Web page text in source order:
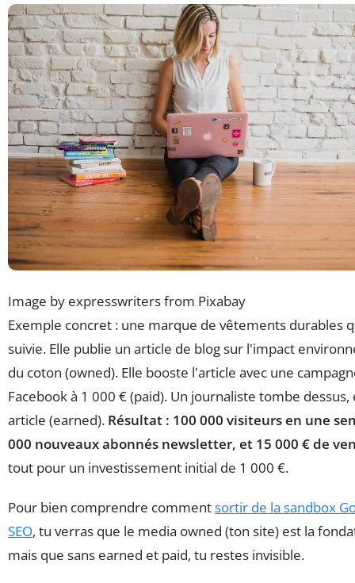
Image by expresswriters from Pixabay
Exemple concret : une marque de vêtements durables
suivie. Elle publie un article de blog sur l'impact
du coton (owned). Elle booste l'article avec une
Facebook à 1 000 € (paid). Un journaliste tombe dessus,
article (earned). Résultat : 100 000 visiteurs en une
000 nouveaux abonnés newsletter, et 15 000 € de
tout pour un investissement initial de 1 000 €.
Pour bien comprendre commentsortir de la sandbox
SEO, tu verras que le media owned (ton site) est la
mais que sans earned et paid, tu restes invisible.